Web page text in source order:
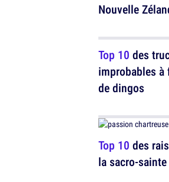
Nouvelle
Top 10 des
improbables à
de dingos
Top 10 des
la sacro-